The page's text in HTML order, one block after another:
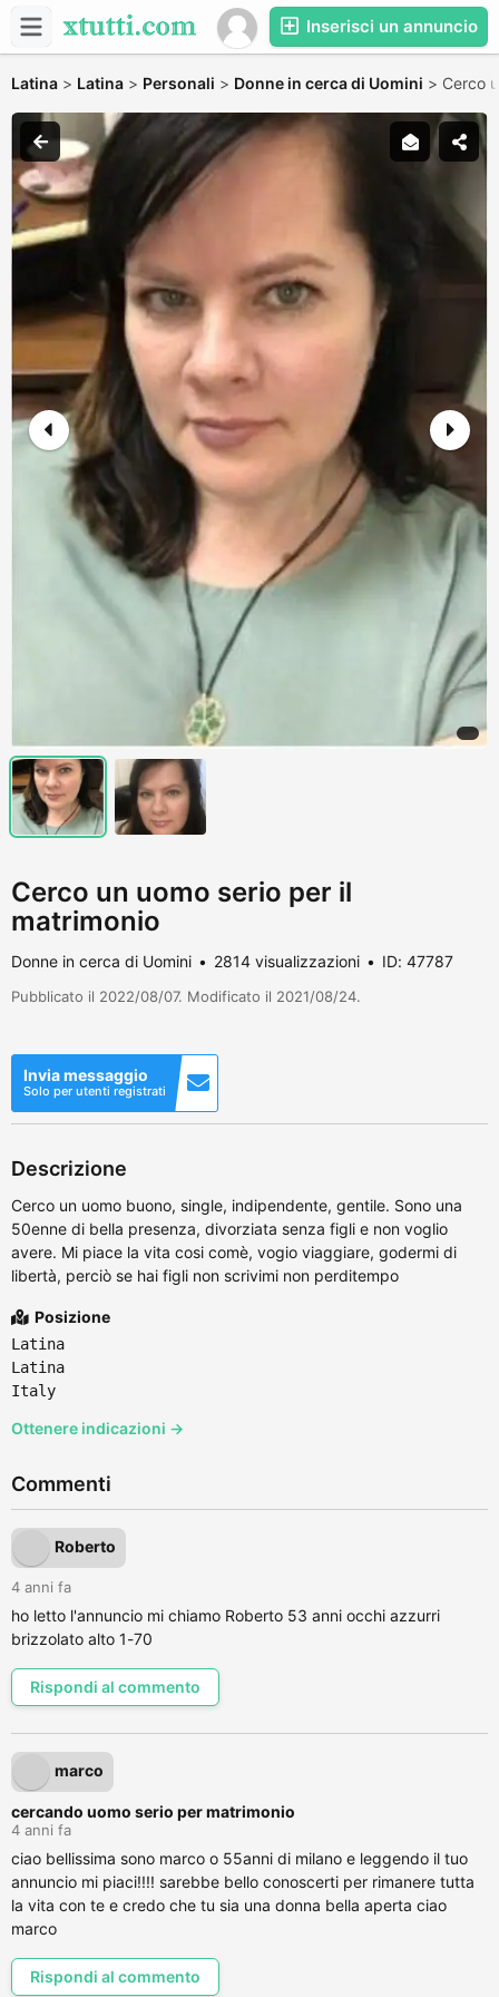
Inserisci un annuncio
Latina > Latina > Personali > Donne in cerca di Uomini > Cerco
Cerco un uomo serio per il
matrimonio
Donne in cerca di Uomini 2814 visualizzazioni ID: 47787
Pubblicato il 2022/08/07. Modificato il 2021/08/24.
Invia messaggio
Solo per utenti registrati
Descrizione
Cerco un uomo buono, single, indipendente, gentile. Sono una
50enne di bella presenza, divorziata senza figli e non voglio
avere. Mi piace la vita cosi comè, vogio viaggiare, godermi di
libertà, perciò se hai figli non scrivimi non perditempo
Posizione
Latina
Latina
Italy
Ottenere indicazioni →
Commenti
Roberto
4 anni fa
ho letto l'annuncio mi chiamo Roberto 53 anni occhi azzurri
brizzolato alto 1-70
Rispondi al commento
marco
cercando uomo serio per matrimonio
4 anni fa
ciao bellissima sono marco o 55anni di milano e leggendo il tuo
annuncio mi piaci!!!! sarebbe bello conoscerti per rimanere tutta
la vita con te e credo che tu sia una donna bella aperta ciao
marco
Rispondi al commento